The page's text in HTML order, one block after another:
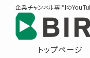
企業チャンネル専門の
トップページ